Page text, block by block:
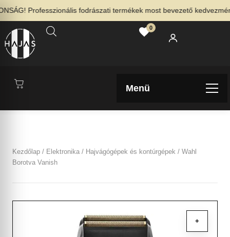
Professzionális fodrászati termékek most bevezető
0
Menü
Kezdőlap / Elektronika / Hajvágógépek és kontúrgépek / Wahl
Borotva Vanish
+